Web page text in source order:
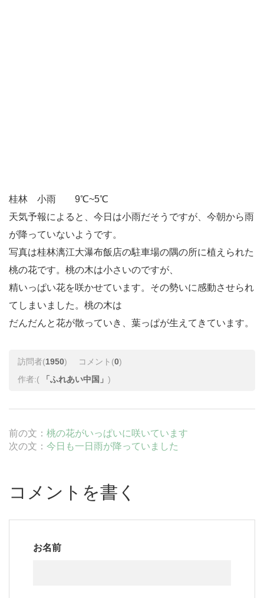
桂林 小雨 9℃~5℃
天気予報によると、今日は小雨だそうですが、今朝から雨
が降っていないようです。
写真は桂林漓江大瀑布飯店の駐車場の隅の所に植えられた
桃の花です。桃の木は小さいのですが、
精いっぱい花を咲かせています。その勢いに感動させられ
てしまいました。桃の木は
だんだんと花が散っていき、葉っぱが生えてきています。
訪問者(1950) コメント(0)
作者:( 「ふれあい中国」 )
前の文： 桃の花がいっぱいに咲いています
次の文： 今日も一日雨が降っていました
コメントを書く
お名前